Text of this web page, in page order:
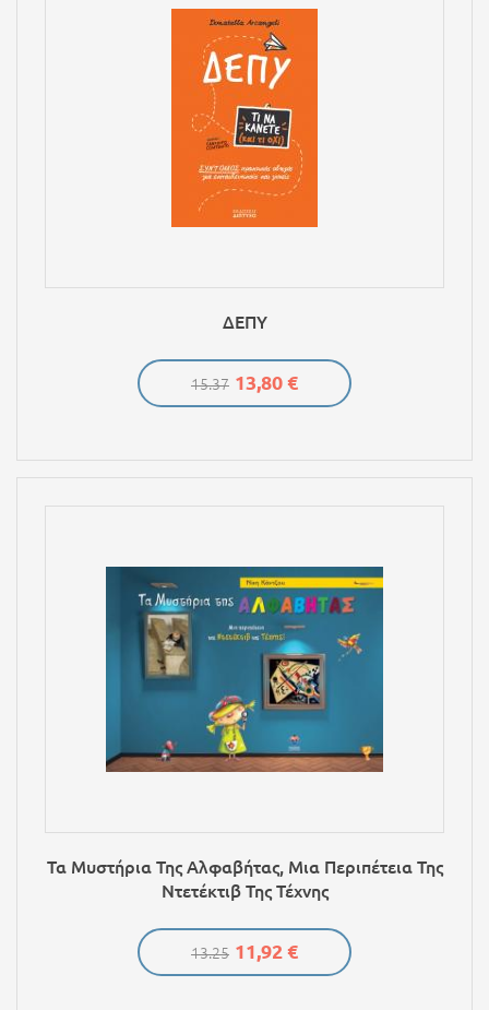
ΔΕΠΥ
15.37 13,80 €
Τα Μυστήρια Της Αλφαβήτας, Μια Περιπέτεια Της
Ντετέκτιβ Της Τέχνης
13.25 11,92 €